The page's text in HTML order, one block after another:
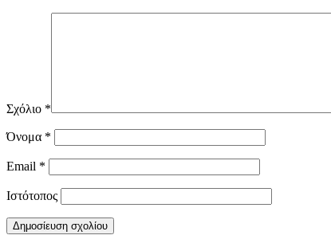
Σχόλιο *
Όνομα *
Email *
Ιστότοπος